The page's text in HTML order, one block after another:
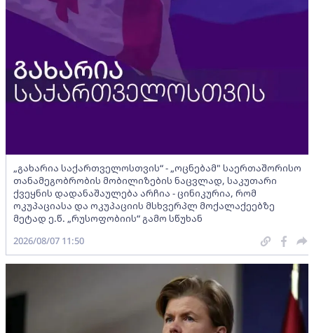
„გახარია საქართველოსთვის“ - „ოცნებამ" საერთაშორისო
თანამეგობრობის მობილიზების ნაცვლად, საკუთარი
ქვეყნის დადანაშაულება არჩია - ცინიკურია, რომ
ოკუპაციასა და ოკუპაციის მსხვერპლ მოქალაქეებზე
მეტად ე.წ. „რუსოფობიის“ გამო სწუხან
2026/08/07 11:50